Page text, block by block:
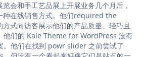
会和手工艺品展上开展业务几个月后，
种在线销售方式。他们required the
式向访客展示他们的产品质量、轻巧且
他们的 Kale Theme for WordPress 没有
。他们在找到 powr slider 之前尝试了